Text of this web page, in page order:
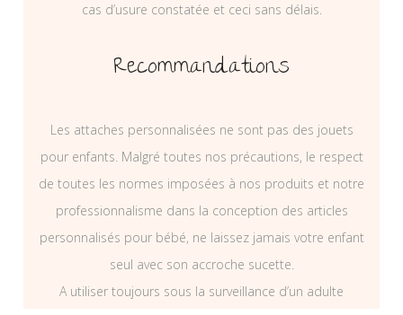
cas d’usure constatée et ceci sans délais.
Recommandations
Les attaches personnalisées ne sont pas des jouets
pour enfants. Malgré toutes nos précautions, le respect
de toutes les normes imposées à nos produits et notre
professionnalisme dans la conception des articles
personnalisés pour bébé, ne laissez jamais votre enfant
seul avec son accroche sucette.
A utiliser toujours sous la surveillance d’un adulte